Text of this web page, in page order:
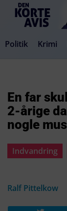
Politik Krimi
En far
2-årige
nogle
Indvandring
Ralf Pittelkow